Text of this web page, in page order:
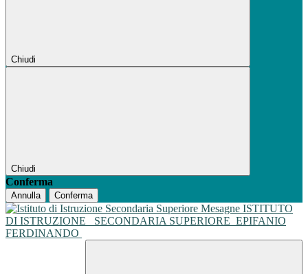
Chiudi
Chiudi
Conferma
Annulla Conferma
ISTITUTO
DI ISTRUZIONE
SECONDARIA SUPERIORE EPIFANIO
FERDINANDO